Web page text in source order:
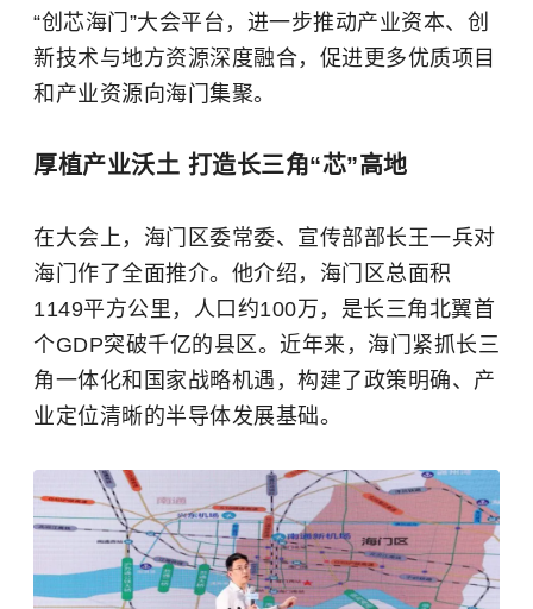
“创芯海门”大会平台，进一步推动产业资本、创
新技术与地方资源深度融合，促进更多优质项目
和产业资源向海门集聚。
厚植产业沃土 打造长三角“芯”高地
在大会上，海门区委常委、宣传部部长王一兵对
海门作了全面推介。他介绍，海门区总面积
1149平方公里，人口约100万，是长三角北翼首
个GDP突破千亿的县区。近年来，海门紧抓长三
角一体化和国家战略机遇，构建了政策明确、产
业定位清晰的半导体发展基础。